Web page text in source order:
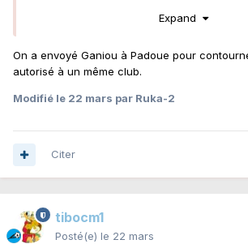
remplaçant…Je l’ai déjà dit mais le frère
beaucoup.
Expand
On a envoyé Ganiou à Padoue pour
autorisé à un même club.
Modifié le 22 mars par Ruka-2
Citer
tibocm1
Posté(e) le 22 mars